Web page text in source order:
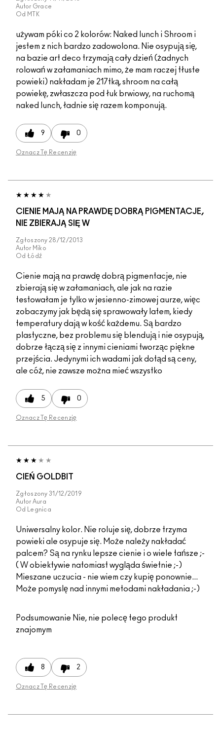
Autor Grace
Od MTK
używam póki co 2 kolorów: Naked lunch i Shroom i
jestem z nich bardzo zadowolona. Nie osypują się,
na bazie art deco trzymają cały dzień (żadnych
rolowań w załamaniach mimo, że mam raczej tłuste
powieki) nakładam je 217tką, shroom na całą
powiekę, zwłaszcza pod łuk brwiowy, na ruchomą
naked lunch, ładnie się razem komponują.
9 0
Oznacz Tę Recenzję
CIENIE MAJĄ NA PRAWDĘ DOBRĄ PIGMENTACJE,
NIE ZBIERAJĄ SIĘ W
Zgłoszony 28/12/2013
Autor Miko
Od Łódź
Cienie mają na prawdę dobrą pigmentacje, nie
zbierają się w załamaniach, ale jak na razie
testowałam je tylko w jesienno-zimowej aurze, więc
zobaczymy jak będą się sprawowały latem, kiedy
temperatury dają w kość każdemu. Są bardzo
plastyczne, bez problemu się blendują i nie osypują,
dobrze łączą się z innymi cieniami tworząc piękne
przejścia. Jedynymi ich wadami jak dotąd są ceny,
ale cóż, nie zawsze można mieć wszystko
5 0
Oznacz Tę Recenzję
CIEŃ GOLDBIT
Zgłoszony 31/12/2019
Autor Aura
Od
Legnica
Uniwersalny kolor. Nie roluje się, dobrze trzyma
powieki ale osypuje się. Może należy nakładać
palcem? Są na rynku lepsze cienie i o wiele tańsze ;-
( W obiektywie natomiast wygląda świetnie ;-)
Mieszane uczucia - nie wiem czy kupię ponownie...
Może pomyslę nad innymi metodami nakładania ;-)
Podsumowanie Nie, nie polecę tego produkt
znajomym
8 2
Oznacz Tę Recenzję